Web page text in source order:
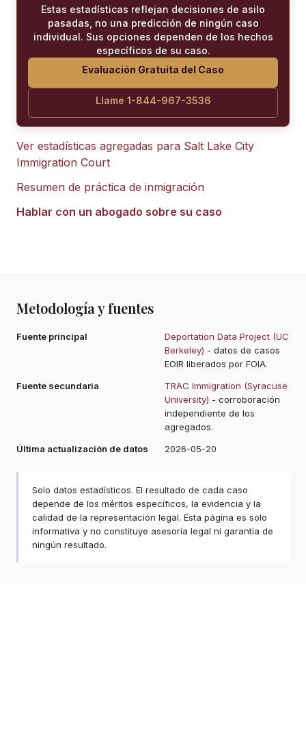
Estas estadísticas reflejan decisiones de asilo
pasadas, no una predicción de ningún caso
individual. Sus opciones dependen de los hechos
específicos de su caso.
Evaluación Gratuita del Caso
Llame 1-844-967-3536
Ver estadísticas agregadas para Salt Lake City
Immigration Court
Resumen de práctica de inmigración
Hablar con un abogado sobre su caso
Metodología y fuentes
Fuente principal
Deportation Data Project (UC
Berkeley) - datos de casos
EOIR liberados por FOIA.
Fuente secundaria
TRAC Immigration (Syracuse
University) - corroboración
independiente de los
agregados.
Última actualización de datos
2026-05-20
Solo datos estadísticos. El resultado de cada caso
depende de los méritos específicos, la evidencia y la
calidad de la representación legal. Esta página es solo
informativa y no constituye asesoría legal ni garantía de
ningún resultado.